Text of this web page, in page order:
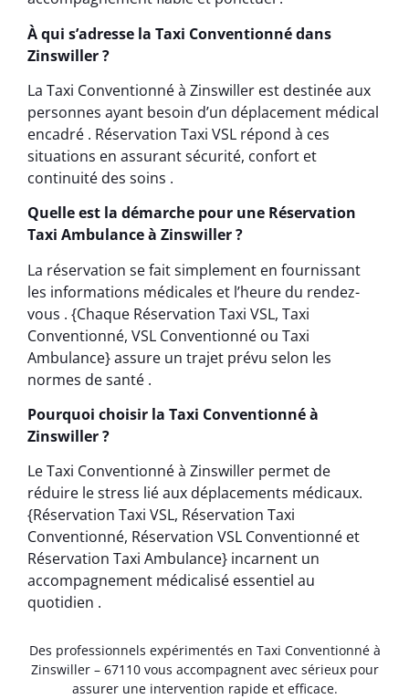
À qui s’adresse la Taxi Conventionné dans
Zinswiller ?
La Taxi Conventionné à Zinswiller est destinée aux
personnes ayant besoin d’un déplacement médical
encadré . Réservation Taxi VSL répond à ces
situations en assurant sécurité, confort et
continuité des soins .
Quelle est la démarche pour une Réservation
Taxi Ambulance à Zinswiller ?
La réservation se fait simplement en fournissant
les informations médicales et l’heure du rendez-
vous . {Chaque Réservation Taxi VSL, Taxi
Conventionné, VSL Conventionné ou Taxi
Ambulance} assure un trajet prévu selon les
normes de santé .
Pourquoi choisir la Taxi Conventionné à
Zinswiller ?
Le Taxi Conventionné à Zinswiller permet de
réduire le stress lié aux déplacements médicaux.
{Réservation Taxi VSL, Réservation Taxi
Conventionné, Réservation VSL Conventionné et
Réservation Taxi Ambulance} incarnent un
accompagnement médicalisé essentiel au
quotidien .
Des professionnels expérimentés en Taxi Conventionné à
Zinswiller – 67110 vous accompagnent avec sérieux pour
assurer une intervention rapide et efficace.